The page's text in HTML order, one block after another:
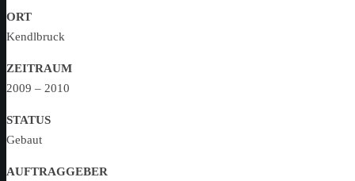
ORT
Kendlbruck
ZEITRAUM
2009 – 2010
STATUS
Gebaut
AUFTRAGGEBER